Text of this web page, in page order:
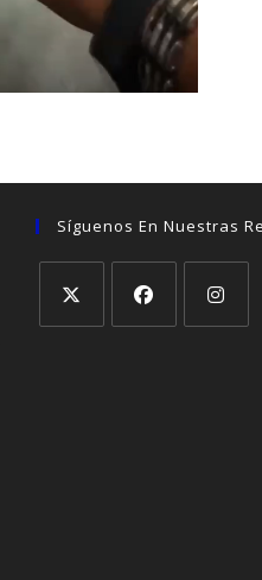
Síguenos En Nuestras